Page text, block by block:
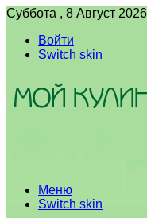
Суббота , 8 Август 2026
Войти
Switch skin
Меню
Switch skin